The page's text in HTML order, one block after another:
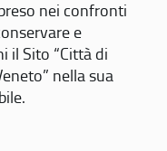
nei confronti
e
il Sito “Città di
nella sua